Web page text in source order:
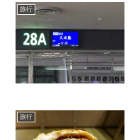
旅行
旅行